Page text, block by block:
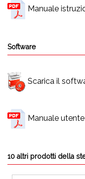
Manuale
Software
Scarica il
Manuale
10 altri prodotti della